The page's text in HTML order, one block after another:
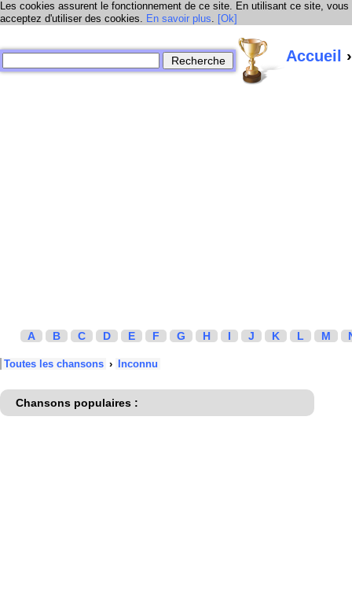
Les cookies assurent le fonctionnement de ce site. En utilisant ce site, vous
acceptez d'utiliser des cookies. En savoir plus. [Ok]
Accueil
A B C D E F G H I J K L M
Toutes les chansons › Inconnu
Chansons populaires :